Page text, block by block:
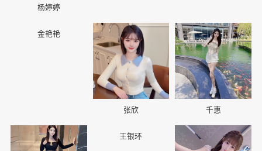
杨婷婷
金艳艳 📷
张欣
📷
千惠
📷 王银环 📷